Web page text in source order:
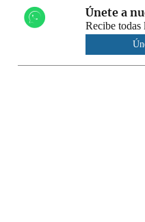
Únete a
Recibe todas